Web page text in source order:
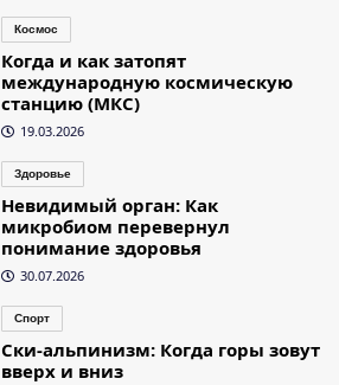
Космос
Когда и как затопят
международную космическую
станцию (МКС)
19.03.2026
Здоровье
Невидимый орган: Как
микробиом перевернул
понимание здоровья
30.07.2026
Спорт
Ски-альпинизм: Когда горы зовут
вверх и вниз